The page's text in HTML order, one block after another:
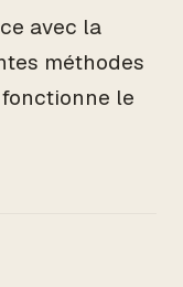
avec la
méthodes
le